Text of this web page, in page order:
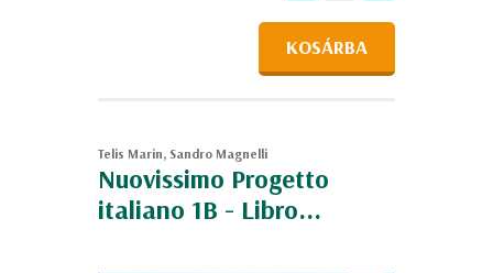
KOSÁRBA
Telis Marin, Sandro Magnelli
Nuovissimo Progetto
italiano 1B - Libro...